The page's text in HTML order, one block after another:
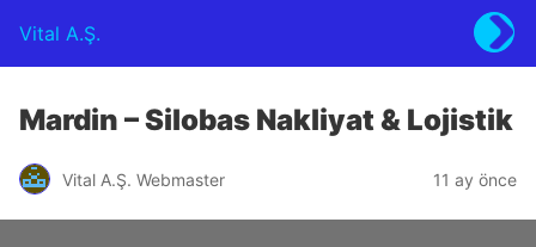
Vital A.Ş.
Mardin – Silobas Nakliyat & Lojistik
Vital A.Ş. Webmaster 11 ay önce